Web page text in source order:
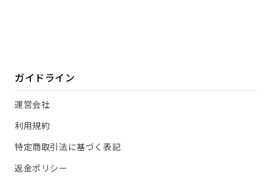
ガイドライン
運営会社
利用規約
特定商取引法に基づく表記
返金ポリシー